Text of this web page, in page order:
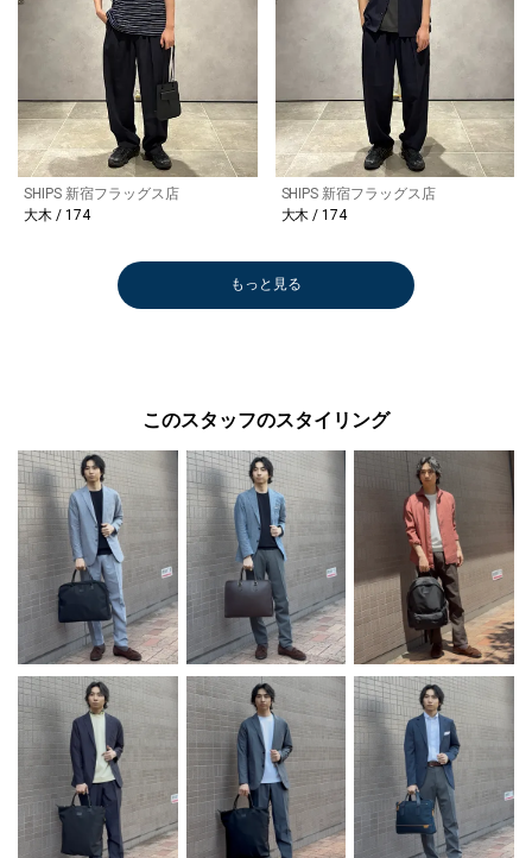
SHIPS 新宿フラッグス店
大木 / 174
SHIPS 新宿フラッグス店
大木 / 174
もっと見る
このスタッフのスタイリング